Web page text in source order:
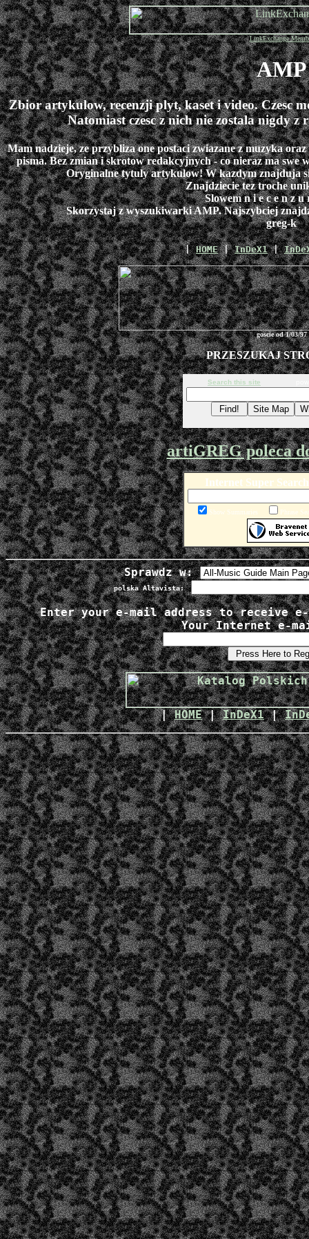
LinkExchange
AMP
Zbior artykulow, recenzji plyt, kaset i video. Czesc
Natomiast czesc z nich nie zostala nigdy
Mam nadzieje, ze przybliza one postaci zwiazane z muzyka
pisma. Bez zmian i skrotow redakcyjnych - co nieraz ma
Oryginalne tytuly artykulow! W kazdym znajduja
Znajdziecie tez troche
Slowem n i e c e n z u
Skorzystaj z wyszukiwarki AMP. Najszybciej
greg-k
|HOME|InDeX1|
goscie od 1/03/97
PRZESZUKAJ
Search this site
artiGREG poleca
Internet Super
Show Summaries Phrase
Sprawdz w:
polska Altavista:
Enter your e-mail address to receive
Your Internet e-
|HOME|InDeX1|